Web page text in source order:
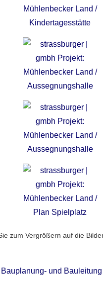
zum Vergrößern auf die
und Bauleitung